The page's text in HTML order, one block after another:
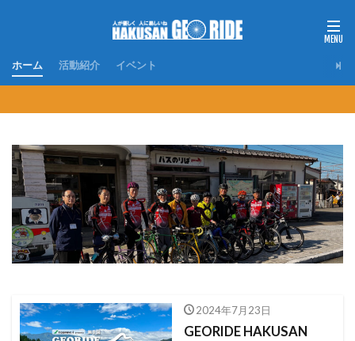
ホーム 活動紹介 イベント
2024年7月23日
GEORIDE HAKUSAN